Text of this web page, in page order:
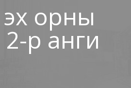
эх орны
р анги